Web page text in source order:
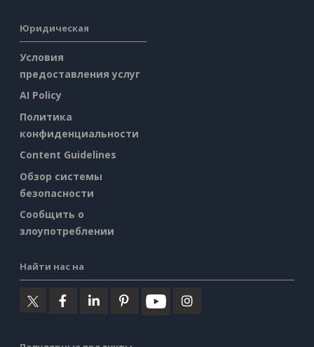
Юридическая
Условия
предоставления услуг
AI Policy
Политика
конфиденциальности
Content Guidelines
Обзор системы
безопасности
Сообщить о
злоупотреблении
Найти нас на